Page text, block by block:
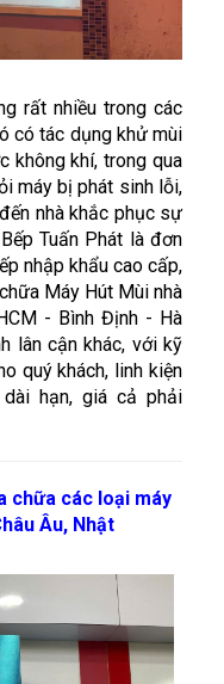
rất nhiều trong các
có tác dụng khử mùi
không khí, trong qua
máy bị phát sinh lỗi,
nhà khắc phục sự
Tuấn Phát là đơn
nhập khẩu cao cấp,
Máy Hút Mùi nhà
- Bình Định - Hà
lân cận khác, với kỹ
quý khách, linh kiện
dài hạn, giá cả phải
chữa các loại máy
Âu, Nhật